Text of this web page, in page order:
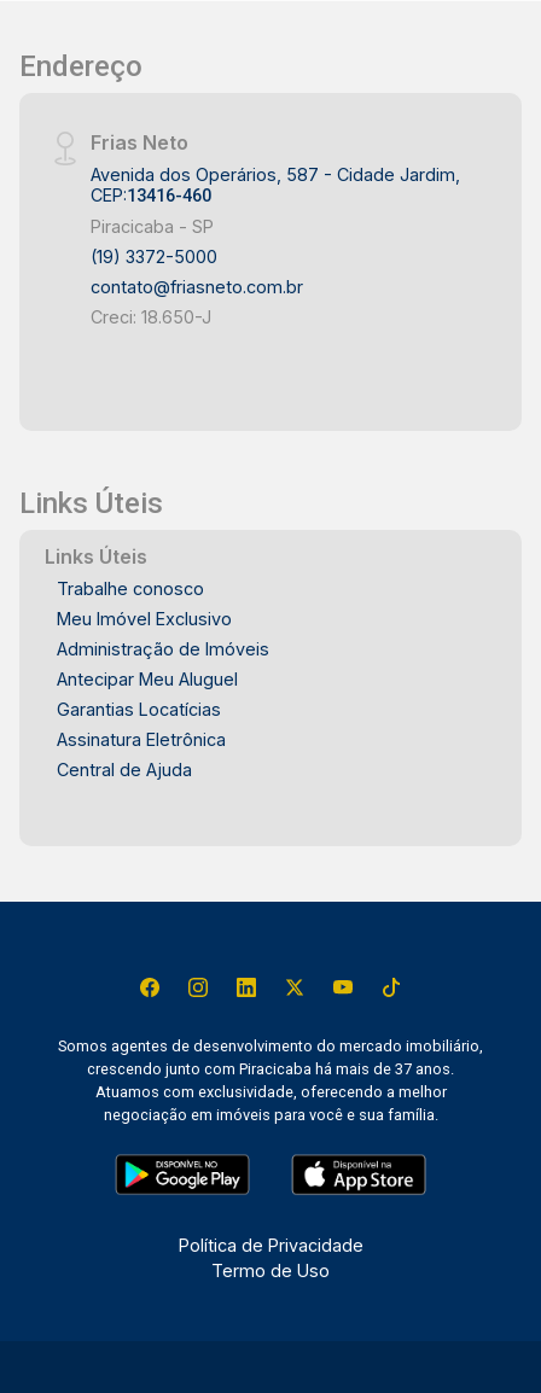
Fácil acesso às principais avenidas da cidade -
residencial - Próximo a diversos
empreendimentos e serviços - O bairro Vale do
Sol oferece excelente mobilidade e
Empresas de prestação de serviços -
Depósitos e operações logísticas - Comércio
atacadista - Negócios que buscam um imóvel
mais de 37 anos no mercado imobiliário de
Endereço
Frias Neto
Avenida dos Operários, 587 - Cidade Jardim,
CEP:13416-460
Piracicaba - SP
(19) 3372-5000
contato@friasneto.com.br
Creci: 18.650-J
Links Úteis
Links Úteis
Trabalhe conosco
Meu Imóvel Exclusivo
Administração de Imóveis
Antecipar Meu Aluguel
Garantias Locatícias
Assinatura Eletrônica
Central de Ajuda
Somos agentes de desenvolvimento do mercado imobiliário,
crescendo junto com Piracicaba há mais de 37 anos.
Atuamos com exclusividade, oferecendo a melhor
negociação em imóveis para você e sua família.
Política de Privacidade
Termo de Uso